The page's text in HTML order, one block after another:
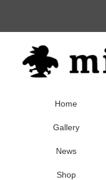
Home
Gallery
News
Shop